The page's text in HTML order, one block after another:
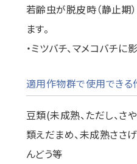
若齢虫が脱皮時（静止期
ます。
・ミツバチ、マメコバチに
適用作物群で使用できる
豆類(未成熟、ただし、さ
類えだまめ、未成熟ささ
んどう等